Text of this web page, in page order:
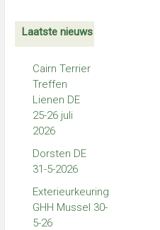
Laatste nieuws
Cairn Terrier
Treffen
Lienen DE
25-26 juli
2026
Dorsten DE
31-5-2026
Exterieurkeuring
GHH Mussel 30-
5-26